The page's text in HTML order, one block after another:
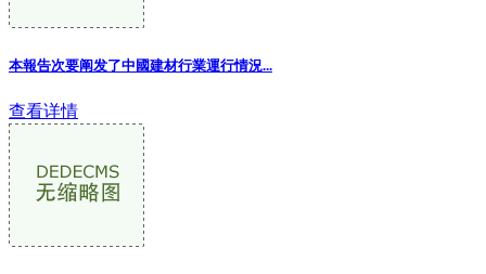
本報告次要阐发了中國建材行業運行情況...
查看详情